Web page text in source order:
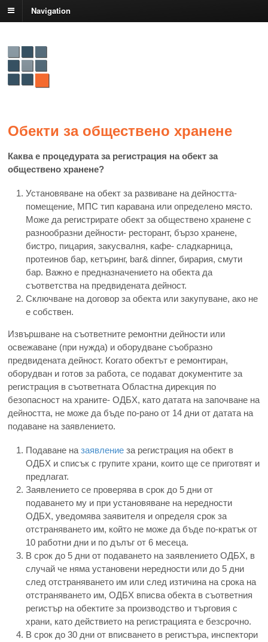
Navigation
Обекти за обществено хранене
Каква е процедурата за регистрация на обект за
обществено хранене?
Установяване на обект за развиване на дейността-
помещение, МПС тип каравана или определено място.
Може да регистрирате обект за обществено хранене с
разнообразни дейности- ресторант, бързо хранене,
бистро, пицария, закусвалня, кафе- сладкарница,
протеинов бар, кетъринг, bar& dinner, бирария, смути
бар. Важно е предназначението на обекта да
съответства на предвидената дейност.
Сключване на договор за обекта или закупуване, ако не
е собствен.
Извършване на съответните ремонтни дейности или
освежаване (при нужда) и оборудване съобразно
предвидената дейност. Когато обектът е ремонтиран,
оборудван и готов за работа, се подават документите за
регистрация в съответната Областна дирекция по
безопасност на храните- ОДБХ, като датата на започване на
дейността, не може да бъде по-рано от 14 дни от датата на
подаване на заявлението.
Подаване на заявление за регистрация на обект в
ОДБХ и списък с групите храни, които ще се приготвят и
предлагат.
Заявлението се проверява в срок до 5 дни от
подаването му и при установяване на нередности
ОДБХ, уведомява заявителя и определя срок за
отстраняването им, който не може да бъде по-кратък от
10 работни дни и по дълъг от 6 месеца.
В срок до 5 дни от подаването на заявлението ОДБХ, в
случай че няма установени нередности или до 5 дни
след отстраняването им или след изтичина на срока на
отстраняването им, ОДБХ вписва обекта в съответния
регистър на обектите за производство и търговия с
храни, като действието на регистрацията е безсрочно.
В срок до 30 дни от вписването в регистъра, инспектори